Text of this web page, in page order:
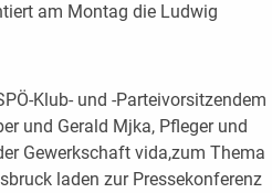
am Montag die Ludwig
Klub- und -Parteivorsitzendem
und Gerald Mjka, Pfleger und
Gewerkschaft vida,zum Thema
laden zur Pressekonferenz